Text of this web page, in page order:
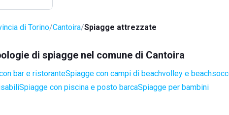
di Torino Cantoira Spiagge attrezzate
di spiagge nel comune di Cantoira
bar e ristoranteSpiagge con campi di beachvolley e
Spiagge con piscina e posto barcaSpiagge per bambini